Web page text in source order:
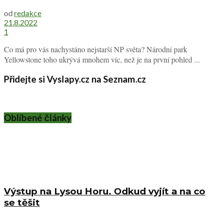
od redakce
21.8.2022
1
Co má pro vás nachystáno nejstarší NP světa? Národní park
Yellowstone toho ukrývá mnohem víc, než je na první pohled ...
Přidejte si Vyslapy.cz na Seznam.cz
Oblíbené články
Výstup na Lysou Horu. Odkud vyjít a na co
se těšit